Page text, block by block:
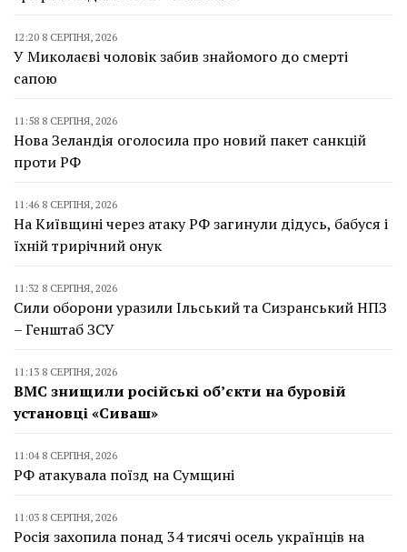
12:20 8 СЕРПНЯ, 2026
У Миколаєві чоловік забив знайомого до смерті
сапою
11:58 8 СЕРПНЯ, 2026
Нова Зеландія оголосила про новий пакет санкцій
проти РФ
11:46 8 СЕРПНЯ, 2026
На Київщині через атаку РФ загинули дідусь, бабуся і
їхній трирічний онук
11:32 8 СЕРПНЯ, 2026
Сили оборони уразили Ільський та Сизранський НПЗ
– Генштаб ЗСУ
11:13 8 СЕРПНЯ, 2026
ВМС знищили російські об’єкти на буровій
установці «Сиваш»
11:04 8 СЕРПНЯ, 2026
РФ атакувала поїзд на Сумщині
11:03 8 СЕРПНЯ, 2026
Росія захопила понад 34 тисячі осель українців на